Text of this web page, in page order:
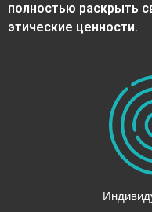
полностью раскрыть
этические ценности.